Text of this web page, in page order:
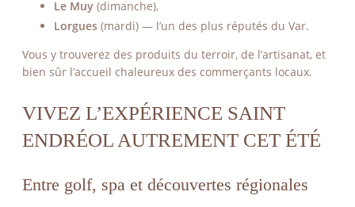
Le Muy (dimanche),
Lorgues (mardi) — l’un des plus réputés du Var.
Vous y trouverez des produits du terroir, de l’artisanat, et
bien sûr l’accueil chaleureux des commerçants locaux.
VIVEZ L’EXPÉRIENCE SAINT
ENDRÉOL AUTREMENT CET ÉTÉ
Entre golf, spa et découvertes régionales